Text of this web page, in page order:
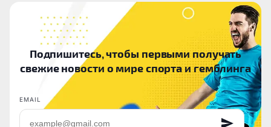
Подпишитесь, чтобы первыми получать
свежие новости о мире спорта и гемблинга
EMAIL